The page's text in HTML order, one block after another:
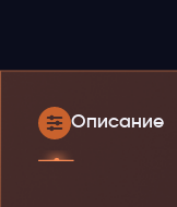
Описание